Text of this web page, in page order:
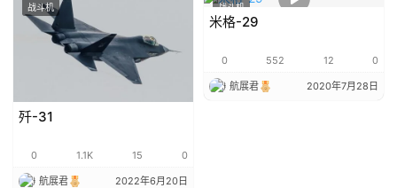
战斗机
歼-31
0 1.1K 15 0
航展君 2022年6月20日
战斗机
米格-29
0 552 12 0
航展君 2020年7月28日